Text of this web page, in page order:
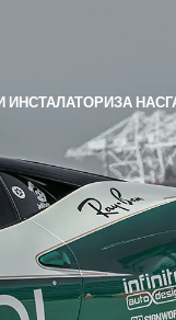
ИНСТАЛАТОРИЗА НАС